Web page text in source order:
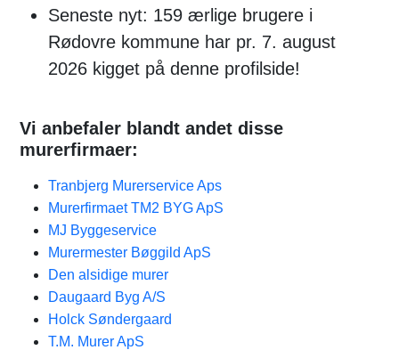
Seneste nyt: 159 ærlige brugere i
Rødovre kommune har pr. 7. august
2026 kigget på denne profilside!
Vi anbefaler blandt andet disse
murerfirmaer:
Tranbjerg Murerservice Aps
Murerfirmaet TM2 BYG ApS
MJ Byggeservice
Murermester Bøggild ApS
Den alsidige murer
Daugaard Byg A/S
Holck Søndergaard
T.M. Murer ApS